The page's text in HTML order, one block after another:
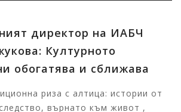
директор на ИАБЧ
Културното
обогатява и сближава
риза с алтица: истории от
върнато към живот ,